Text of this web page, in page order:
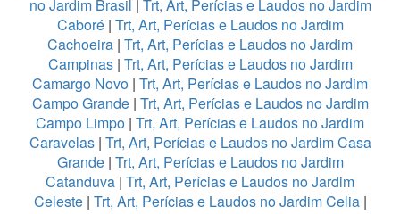
no Jardim Brasil | Trt, Art, Perícias e Laudos no Jardim
Caboré| Trt, Art, Perícias e Laudos no Jardim
Cachoeira | Trt, Art, Perícias e Laudos no Jardim
Campinas| Trt, Art, Perícias e Laudos no Jardim
Camargo Novo | Trt, Art, Perícias e Laudos no Jardim
Campo Grande| Trt, Art, Perícias e Laudos no Jardim
Campo Limpo | Trt, Art, Perícias e Laudos no Jardim
Caravelas| Trt, Art, Perícias e Laudos no Jardim Casa
Grande| Trt, Art, Perícias e Laudos no Jardim
Catanduva | Trt, Art, Perícias e Laudos no Jardim
Celeste| Trt, Art, Perícias e Laudos no Jardim Celia|